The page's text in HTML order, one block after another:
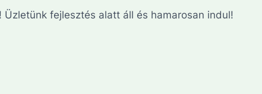
Üzletünk fejlesztés alatt áll és hamarosan indul!